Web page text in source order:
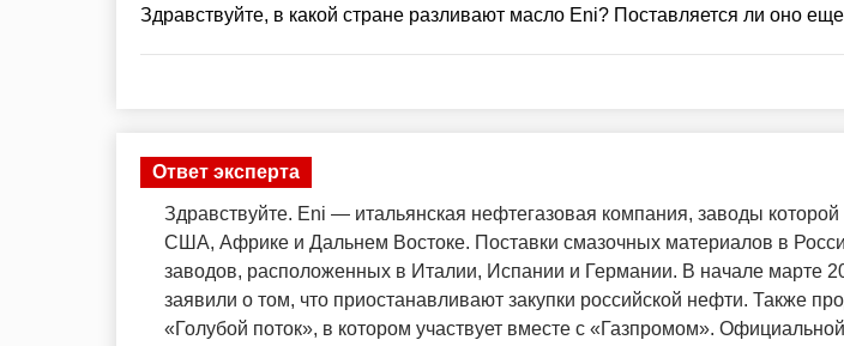
Здравствуйте, в какой стране разливают масло Eni? Поставляется ли оно
Ответ эксперта
Здравствуйте. Eni — итальянская нефтегазовая компания, заводы
США, Африке и Дальнем Востоке. Поставки смазочных материалов в
заводов, расположенных в Италии, Испании и Германии. В начале марте
заявили о том, что приостанавливают закупки российской нефти. Также
«Голубой поток», в котором участвует вместе с «Газпромом».